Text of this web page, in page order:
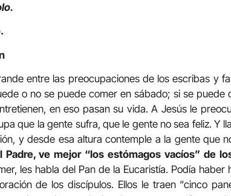
entre las preocupaciones de los escribas y
o no se puede comer en sábado; si se puede
en eso pasan su vida. A Jesús le
que la gente sufra, que le gente no sea feliz. Y
y desde esa altura contemple a la gente que
Padre, ve mejor “los estómagos vacíos” de
les habla del Pan de la Eucaristía. Podía
de los discípulos. Ellos le traen “cinco